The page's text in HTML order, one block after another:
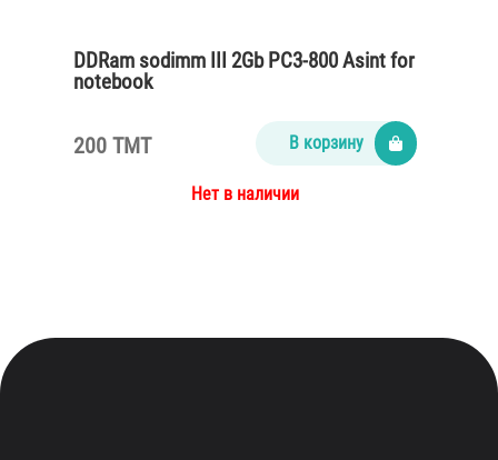
DDRam sodimm III 2Gb PC3-800 Asint for
notebook
200 TMT В корзину
Нет в наличии